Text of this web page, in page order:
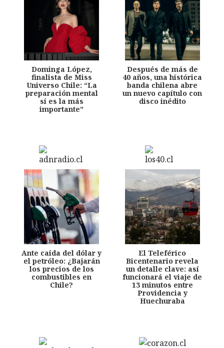
Dominga López,
finalista de Miss
Universo Chile: “La
preparación mental
sí es la más
importante”
Después de más de
40 años, una histórica
banda chilena abre
un nuevo capítulo con
disco inédito
Ante caída del dólar y
el petróleo: ¿Bajarán
los precios de los
combustibles en
Chile?
El Teleférico
Bicentenario revela
un detalle clave: así
funcionará el viaje de
13 minutos entre
Providencia y
Huechuraba